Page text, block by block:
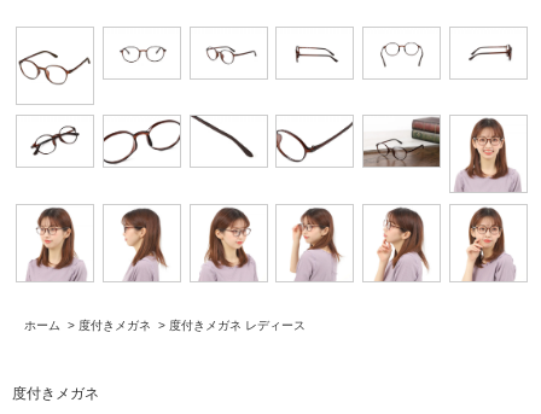
ホーム > 度付きメガネ > 度付きメガネ レディース
度付きメガネ